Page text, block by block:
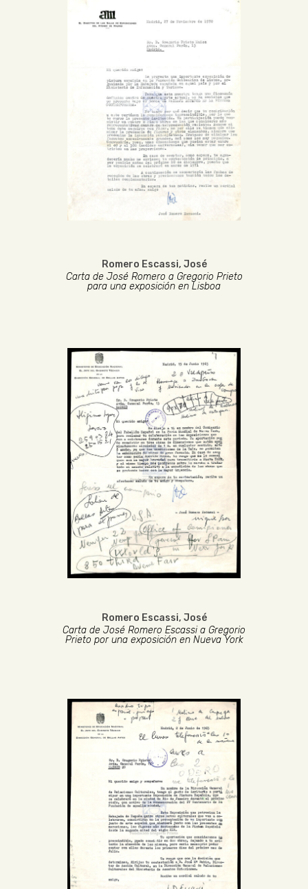
Romero Escassi, José
Carta de José Romero a Gregorio Prieto
para una exposición en Lisboa
Romero Escassi, José
Carta de José Romero Escassi a Gregorio
Prieto por una exposición en Nueva York